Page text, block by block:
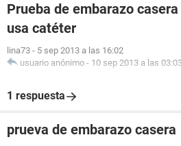
Prueba de embarazo
usa catéter
lina73 - 5 sep 2013 a las 16:02
usuario anónimo - 10 sep 2013 a las
1 respuesta
prueva de embarazo casera